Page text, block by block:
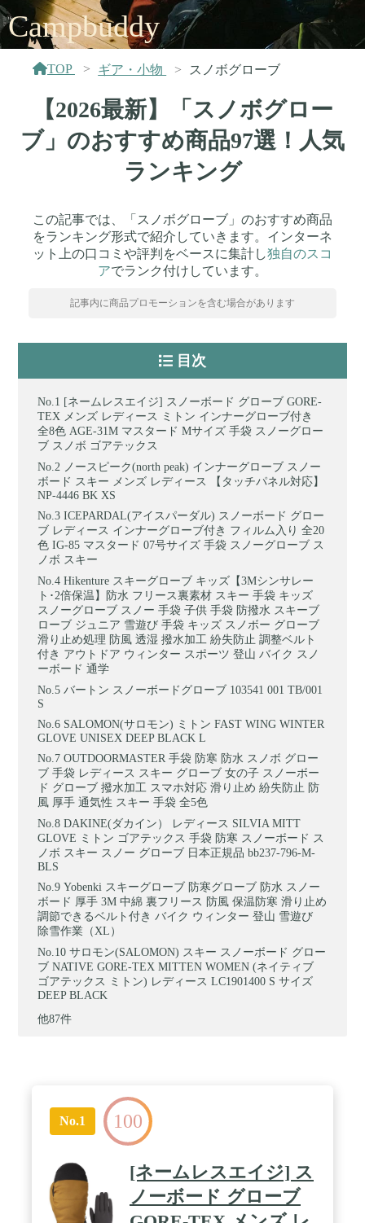
Campbuddy
TOP ギア・小物 スノボグローブ
【2026最新】「スノボグロー
ブ」のおすすめ商品97選！人気
ランキング
この記事では、「スノボグローブ」のおすすめ商品
をランキング形式で紹介していきます。インターネ
ット上の口コミや評判をベースに集計し独自のスコ
アでランク付けしています。
記事内に商品プロモーションを含む場合があります
目次
[ネームレスエイジ] スノーボード グローブ GORE-
TEX メンズ レディース ミトン インナーグローブ付き
全8色 AGE-31M マスタード Mサイズ 手袋 スノーグロー
ブ スノボ ゴアテックス
ノースピーク(north peak) インナーグローブ スノー
ボード スキー メンズ レディース 【タッチパネル対応】
NP-4446 BK XS
ICEPARDAL(アイスパーダル) スノーボード グロー
ブ レディース インナーグローブ付き フィルム入り 全20
色 IG-85 マスタード 07号サイズ 手袋 スノーグローブ ス
ノボ スキー
Hikenture スキーグローブ キッズ【3Mシンサレー
ト･2倍保温】防水 フリース裏素材 スキー 手袋 キッズ
スノーグローブ スノー 手袋 子供 手袋 防撥水 スキーブ
ローブ ジュニア 雪遊び 手袋 キッズ スノボー グローブ
滑り止め処理 防風 透湿 撥水加工 紛失防止 調整ベルト
付き アウトドア ウィンター スポーツ 登山 バイク スノ
ーボード 通学
バートン スノーボードグローブ 103541 001 TB/001
S
SALOMON(サロモン) ミトン FAST WING WINTER
GLOVE UNISEX DEEP BLACK L
OUTDOORMASTER 手袋 防寒 防水 スノボ グロー
ブ 手袋 レディース スキー グローブ 女の子 スノーボー
ド グローブ 撥水加工 スマホ対応 滑り止め 紛失防止 防
風 厚手 通気性 スキー 手袋 全5色
DAKINE(ダカイン） レディース SILVIA MITT
GLOVE ミトン ゴアテックス 手袋 防寒 スノーボード ス
ノボ スキー スノー グローブ 日本正規品 bb237-796-M-
BLS
Yobenki スキーグローブ 防寒グローブ 防水 スノー
ボード 厚手 3M 中綿 裏フリース 防風 保温防寒 滑り止め
調節できるベルト付き バイク ウィンター 登山 雪遊び
除雪作業（XL）
サロモン(SALOMON) スキー スノーボード グロー
ブ NATIVE GORE-TEX MITTEN WOMEN (ネイティブ
ゴアテックス ミトン) レディース LC1901400 S サイズ
DEEP BLACK
他87件
No.1 100
[ネームレスエイジ] ス
ノーボード グローブ